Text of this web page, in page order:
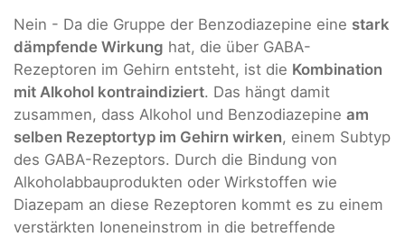
Nein - Da die Gruppe der Benzodiazepine eine stark
dämpfende Wirkung hat, die über GABA-
Rezeptoren im Gehirn entsteht, ist die Kombination
mit Alkohol kontraindiziert. Das hängt damit
zusammen, dass Alkohol und Benzodiazepine am
selben Rezeptortyp im Gehirn wirken, einem Subtyp
des GABA-Rezeptors. Durch die Bindung von
Alkoholabbauprodukten oder Wirkstoffen wie
Diazepam an diese Rezeptoren kommt es zu einem
verstärkten Ioneneinstrom in die betreffende